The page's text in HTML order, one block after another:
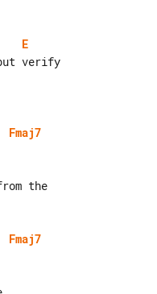
E
verify
Fmaj7
Fmaj7